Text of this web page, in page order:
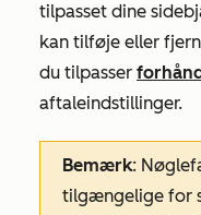
tilpasset dine
kan tilføje eller
du tilpasser
aftaleindstillinger.
Bemærk:
tilgængelige for